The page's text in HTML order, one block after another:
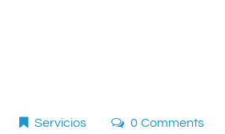
Servicios 0 Comments